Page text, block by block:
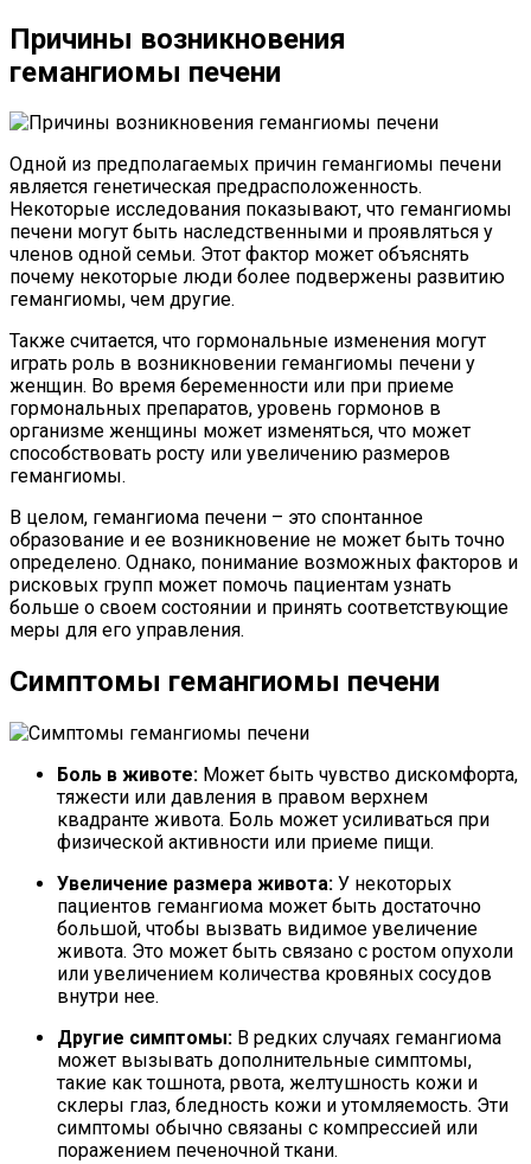
Причины возникновения
гемангиомы печени
Одной из предполагаемых причин гемангиомы печени
является генетическая предрасположенность.
Некоторые исследования показывают, что гемангиомы
печени могут быть наследственными и проявляться у
членов одной семьи. Этот фактор может объяснять
почему некоторые люди более подвержены развитию
гемангиомы, чем другие.
Также считается, что гормональные изменения могут
играть роль в возникновении гемангиомы печени у
женщин. Во время беременности или при приеме
гормональных препаратов, уровень гормонов в
организме женщины может изменяться, что может
способствовать росту или увеличению размеров
гемангиомы.
В целом, гемангиома печени – это спонтанное
образование и ее возникновение не может быть точно
определено. Однако, понимание возможных факторов и
рисковых групп может помочь пациентам узнать
больше о своем состоянии и принять соответствующие
меры для его управления.
Симптомы гемангиомы печени
Боль в животе: Может быть чувство дискомфорта,
тяжести или давления в правом верхнем
квадранте живота. Боль может усиливаться при
физической активности или приеме пищи.
Увеличение размера живота: У некоторых
пациентов гемангиома может быть достаточно
большой, чтобы вызвать видимое увеличение
живота. Это может быть связано с ростом опухоли
или увеличением количества кровяных сосудов
внутри нее.
Другие симптомы: В редких случаях гемангиома
может вызывать дополнительные симптомы,
такие как тошнота, рвота, желтушность кожи и
склеры глаз, бледность кожи и утомляемость. Эти
симптомы обычно связаны с компрессией или
поражением печеночной ткани.